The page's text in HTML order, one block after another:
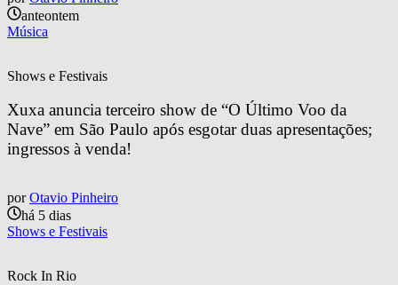
anteontem
Música
Shows e Festivais
Xuxa anuncia terceiro show de “O Último Voo da
Nave” em São Paulo após esgotar duas apresentações;
ingressos à venda!
por Otavio Pinheiro
há 5 dias
Shows e Festivais
Rock In Rio